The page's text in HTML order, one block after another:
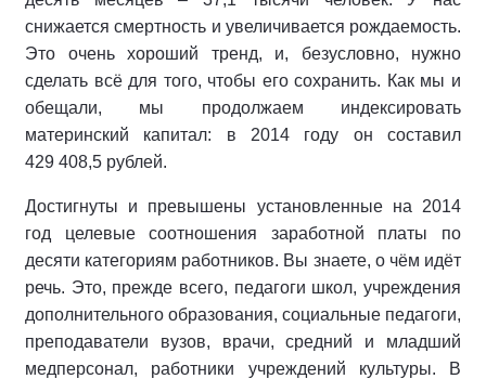
снижается смертность и увеличивается рождаемость.
Это очень хороший тренд, и, безусловно, нужно
сделать всё для того, чтобы его сохранить. Как мы и
обещали, мы продолжаем индексировать
материнский капитал: в 2014 году он составил
429 408,5 рублей.
Достигнуты и превышены установленные на 2014
год целевые соотношения заработной платы по
десяти категориям работников. Вы знаете, о чём идёт
речь. Это, прежде всего, педагоги школ, учреждения
дополнительного образования, социальные педагоги,
преподаватели вузов, врачи, средний и младший
медперсонал, работники учреждений культуры. В